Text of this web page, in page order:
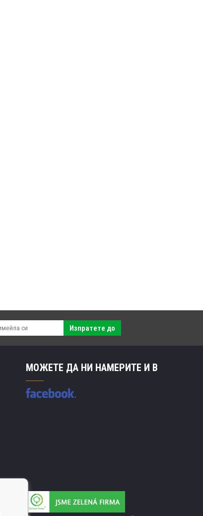
Изпратете до
МОЖЕТЕ ДА НИ НАМЕРИТЕ И В